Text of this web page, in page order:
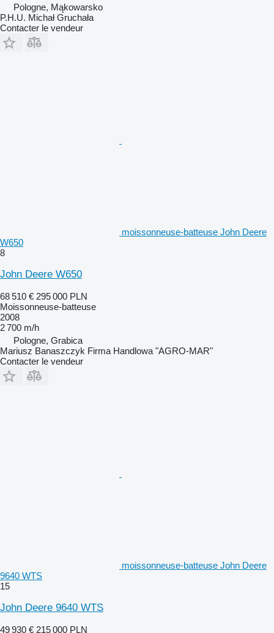
Pologne, Mąkowarsko
P.H.U. Michał Gruchała
Contacter le vendeur
moissonneuse-batteuse John Deere
W650
8
John Deere W650
68 510 € 295 000 PLN
Moissonneuse-batteuse
2008
2 700 m/h
Pologne, Grabica
Mariusz Banaszczyk Firma Handlowa "AGRO-MAR"
Contacter le vendeur
moissonneuse-batteuse John Deere
9640 WTS
15
John Deere 9640 WTS
49 930 € 215 000 PLN